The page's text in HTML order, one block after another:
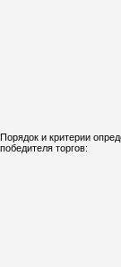
Порядок и критерии
победителя торгов: